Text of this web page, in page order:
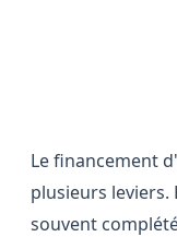
Le financement
plusieurs leviers.
souvent